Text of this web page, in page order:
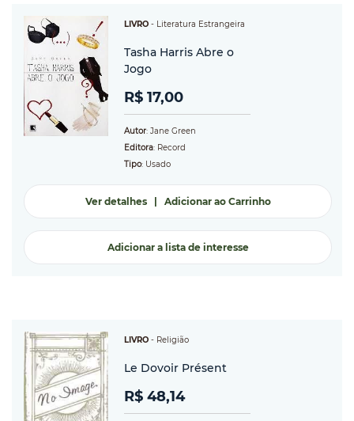
LIVRO - Literatura Estrangeira
Tasha Harris Abre o
Jogo
R$ 17,00
Autor: Jane Green
Editora: Record
Tipo: Usado
Ver detalhes| Adicionar ao Carrinho
Adicionar a lista de interesse
LIVRO - Religião
Le Dovoir Présent
R$ 48,14